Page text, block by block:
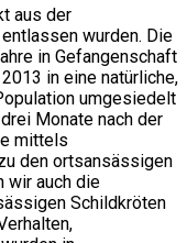
aus der
wurden. Die
in Gefangenschaft
in eine natürliche,
umgesiedelt
Monate nach der
mittels
den ortsansässigen
wir auch die
Schildkröten